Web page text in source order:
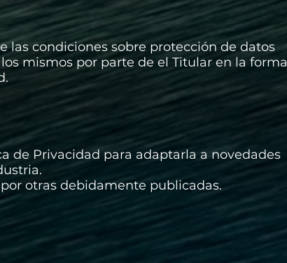
las condiciones sobre protección de datos
mismos por parte de el Titular en la forma
de Privacidad para adaptarla a novedades
otras debidamente publicadas.